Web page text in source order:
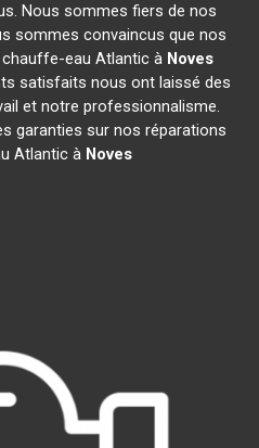
Nous sommes fiers de nos
sommes convaincus que nos
eau Atlantic à Noves
satisfaits nous ont laissé des
et notre professionnalisme.
garanties sur nos réparations
Atlantic à Noves